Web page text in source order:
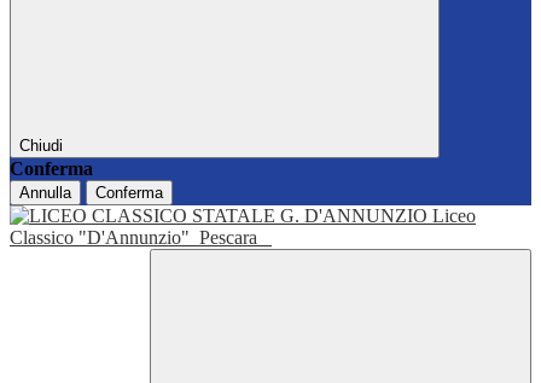
Chiudi
Conferma
Annulla Conferma
Liceo
Classico "D'Annunzio" Pescara